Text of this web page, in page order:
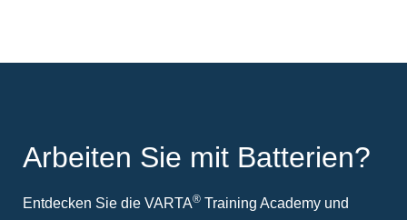
Arbeiten Sie mit Batterien?
Entdecken Sie die VARTA® Training Academy und